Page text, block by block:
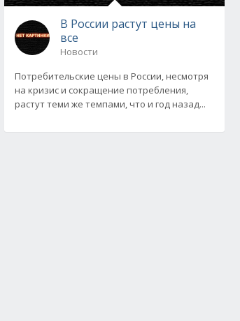
В России растут цены на
все
Новости
Потребительские цены в России, несмотря
на кризис и сокращение потребления,
растут теми же темпами, что и год назад...